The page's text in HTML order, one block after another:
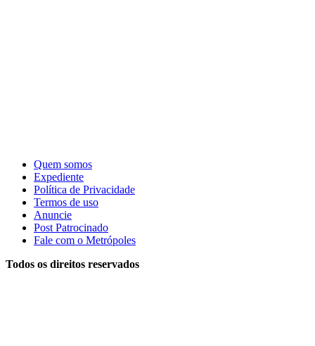
Quem somos
Expediente
Política de Privacidade
Termos de uso
Anuncie
Post Patrocinado
Fale com o Metrópoles
Todos os direitos reservados